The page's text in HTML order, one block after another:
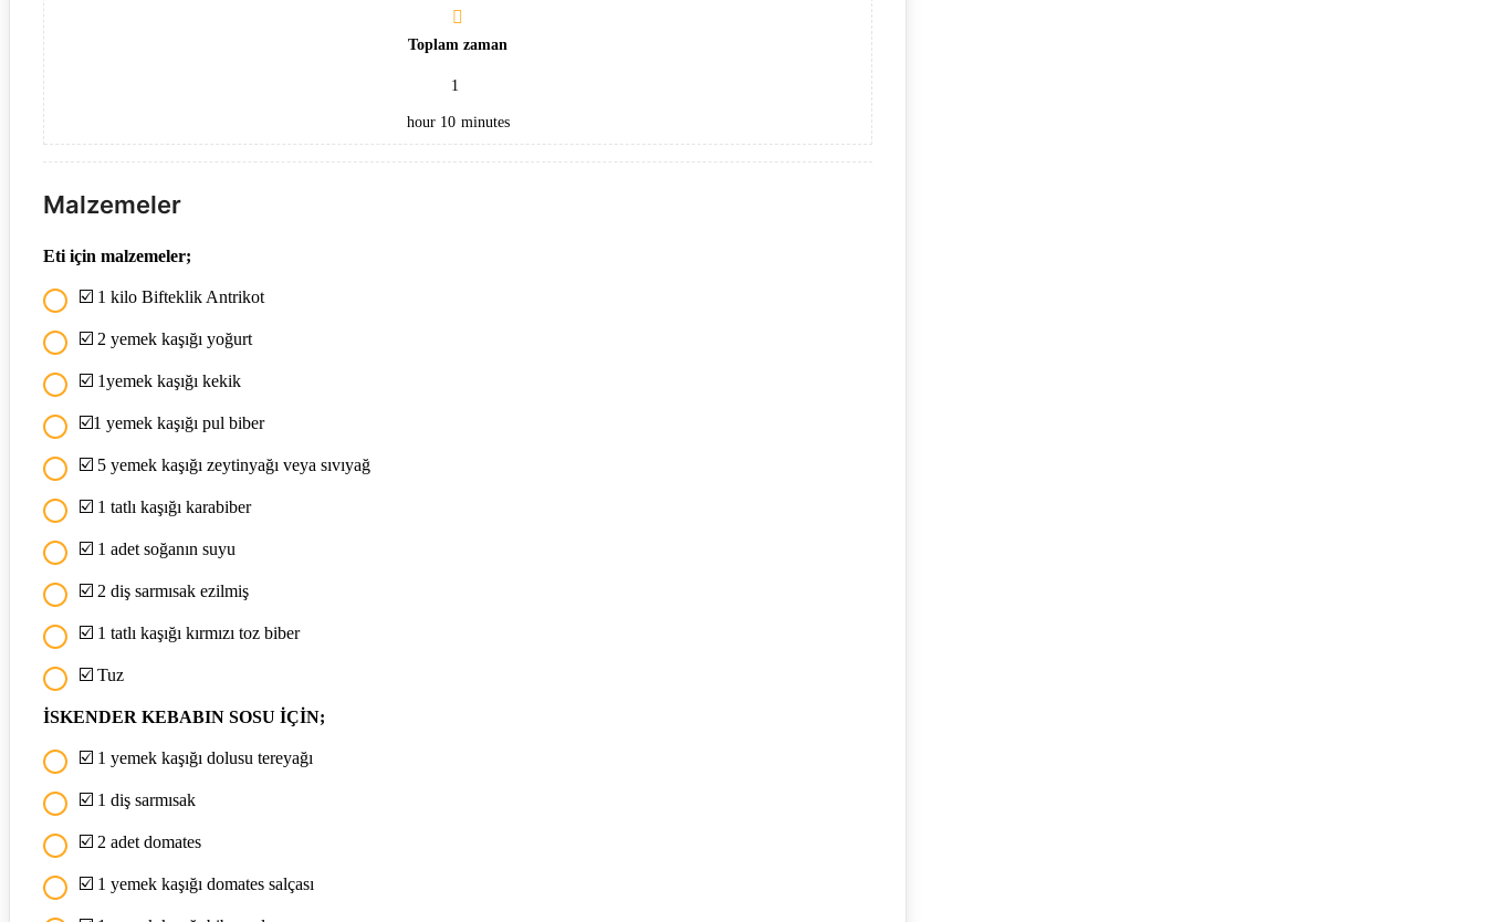
Toplam zaman
1
hour 10 minutes
Malzemeler
Eti için malzemeler;
☑️ 1 kilo Bifteklik Antrikot
☑️ 2 yemek kaşığı yoğurt
☑️ 1yemek kaşığı kekik
☑️1 yemek kaşığı pul biber
☑️ 5 yemek kaşığı zeytinyağı veya sıvıyağ
☑️ 1 tatlı kaşığı karabiber
☑️ 1 adet soğanın suyu
☑️ 2 diş sarmısak ezilmiş
☑️ 1 tatlı kaşığı kırmızı toz biber
☑️ Tuz
İSKENDER KEBABIN SOSU İÇİN;
☑️ 1 yemek kaşığı dolusu tereyağı
☑️ 1 diş sarmısak
☑️ 2 adet domates
☑️ 1 yemek kaşığı domates salçası